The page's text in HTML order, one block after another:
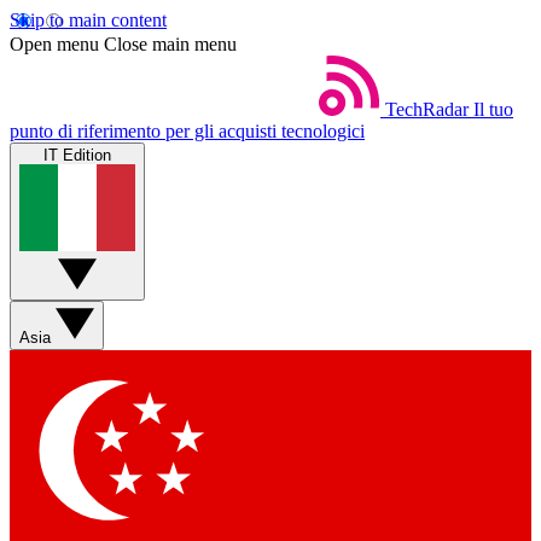
Skip to main content
Open menu Close main menu
TechRadar Il tuo
punto di riferimento per gli acquisti tecnologici
IT Edition
Asia